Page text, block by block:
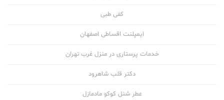
کفی طبی
ایمپلنت اقساطی اصفهان
خدمات پرستاری در منزل غرب تهران
دکتر قلب شاهرود
عطر شنل کوکو مادمازل